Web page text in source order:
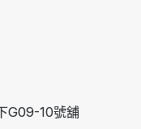
G09-10號舖